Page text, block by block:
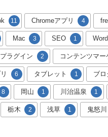
11 Chromeアプリ 4
Mac 3 SEO 1
ラグイン 2 コンテンツマ
6 タブレット 1 ブ
8 岡山 1 川治温泉 1
栃木 2 浅草 1 鬼怒川